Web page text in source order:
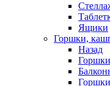
Ящики
Горшки,
Назад